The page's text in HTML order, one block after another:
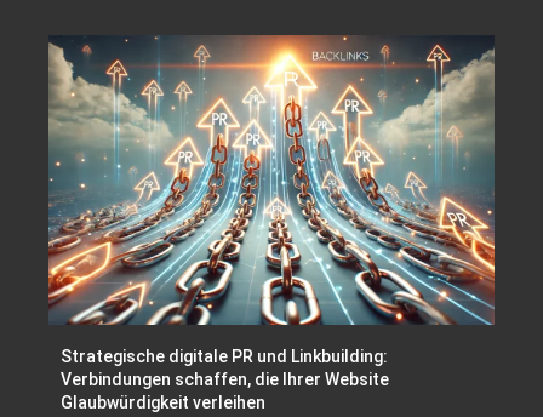
Strategische digitale PR und Linkbuilding:
Verbindungen schaffen, die Ihrer Website
Glaubwürdigkeit verleihen